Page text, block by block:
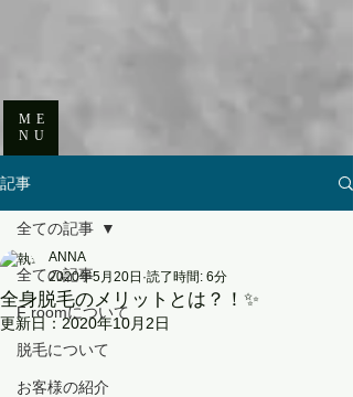
ME
NU
記事
全ての記事
F roomについて
脱毛について
お客様の紹介
全ての記事
全身脱毛のメリットとは？！✨
ANNA
2020年5月20日 読了時間: 6分
更新日：2020年10月2日